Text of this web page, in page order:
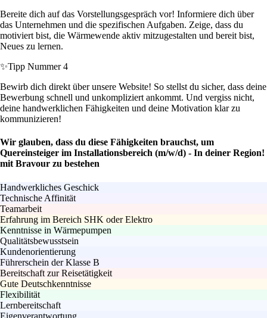
Bereite dich auf das Vorstellungsgespräch vor! Informiere dich über
das Unternehmen und die spezifischen Aufgaben. Zeige, dass du
motiviert bist, die Wärmewende aktiv mitzugestalten und bereit bist,
Neues zu lernen.
✨Tipp Nummer 4
Bewirb dich direkt über unsere Website! So stellst du sicher, dass deine
Bewerbung schnell und unkompliziert ankommt. Und vergiss nicht,
deine handwerklichen Fähigkeiten und deine Motivation klar zu
kommunizieren!
Wir glauben, dass du diese Fähigkeiten brauchst, um
Quereinsteiger im Installationsbereich (m/w/d) - In deiner Region!
mit Bravour zu bestehen
Handwerkliches Geschick
Technische Affinität
Teamarbeit
Erfahrung im Bereich SHK oder Elektro
Kenntnisse in Wärmepumpen
Qualitätsbewusstsein
Kundenorientierung
Führerschein der Klasse B
Bereitschaft zur Reisetätigkeit
Gute Deutschkenntnisse
Flexibilität
Lernbereitschaft
Eigenverantwortung